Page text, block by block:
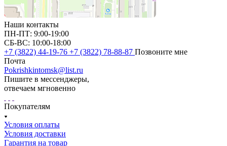
Наши контакты
ПН-ПТ: 9:00-19:00
СБ-ВС: 10:00-18:00
+7 (3822) 44-19-76 +7 (3822) 78-88-87 Позвоните мне
Почта
Pokrishkintomsk@list.ru
Пишите в мессенджеры,
отвечаем мгновенно
Покупателям
Условия оплаты
Условия доставки
Гарантия на товар